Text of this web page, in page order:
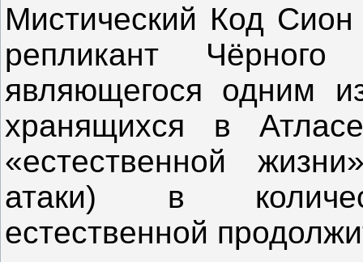
Мистический Код
репликант
являющегося одним
хранящихся в
«естественной
атаки) в
естественной